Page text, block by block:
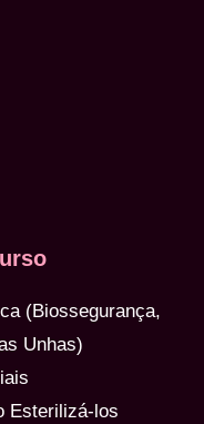
(Biossegurança,
Unhas)
Esterilizá-los